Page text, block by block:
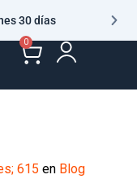
30 días
0
615 en Blog